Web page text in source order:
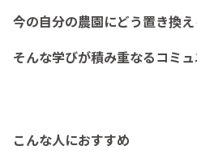
今の自分の農園にどう置き換え
そんな学びが積み重なるコミュ
こんな人におすすめ